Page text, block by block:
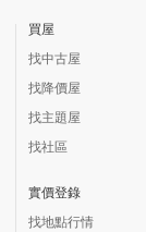
買屋
找中古屋
找降價屋
找主題屋
找社區
實價登錄
找地點行情